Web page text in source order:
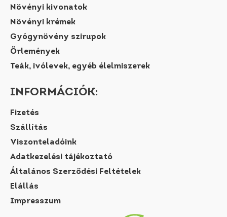
Növényi kivonatok
Növényi krémek
Gyógynövény szirupok
Őrlemények
Teák, ivólevek, egyéb élelmiszerek
INFORMÁCIÓK:
Fizetés
Szállítás
Viszonteladóink
Adatkezelési tájékoztató
Általános Szerződési Feltételek
Elállás
Impresszum